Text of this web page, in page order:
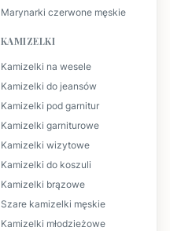
Marynarki czerwone męskie
KAMIZELKI
Kamizelki na wesele
Kamizelki do jeansów
Kamizelki pod garnitur
Kamizelki garniturowe
Kamizelki wizytowe
Kamizelki do koszuli
Kamizelki brązowe
Szare kamizelki męskie
Kamizelki młodzieżowe